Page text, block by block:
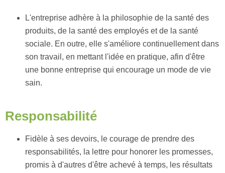
L'entreprise adhère à la philosophie de la santé des
produits, de la santé des employés et de la santé
sociale. En outre, elle s'améliore continuellement dans
son travail, en mettant l'idée en pratique, afin d'être
une bonne entreprise qui encourage un mode de vie
sain.
Responsabilité
Fidèle à ses devoirs, le courage de prendre des
responsabilités, la lettre pour honorer les promesses,
promis à d'autres d'être achevé à temps, les résultats